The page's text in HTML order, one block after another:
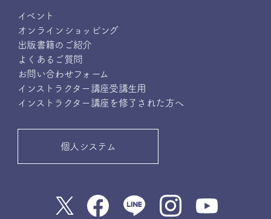
イベント
オンラインショッピング
出版書籍のご紹介
よくあるご質問
お問い合わせフォーム
インストラクター講座受講生用
インストラクター講座を修了された方へ
個人システム